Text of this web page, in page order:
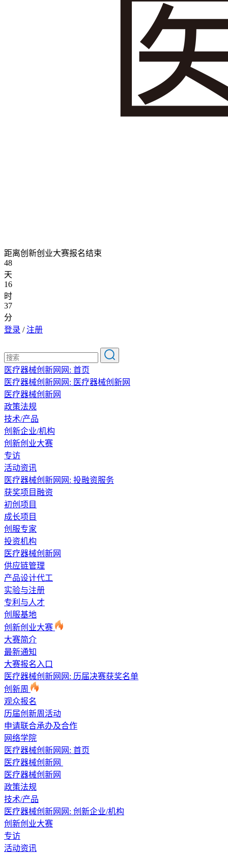
距离创新创业大赛报名结束
48
天
16
时
37
分
登录 / 注册
医疗器械创新网网: 首页
医疗器械创新网网: 医疗器械创新网
医疗器械创新网
政策法规
技术/产品
创新企业/机构
创新创业大赛
专访
活动资讯
医疗器械创新网网: 投融资服务
获奖项目融资
初创项目
成长项目
创服专家
投资机构
医疗器械创新网
供应链管理
产品设计代工
实验与注册
专利与人才
创服基地
创新创业大赛
大赛简介
最新通知
大赛报名入口
医疗器械创新网网: 历届决赛获奖名单
创新周
观众报名
历届创新周活动
申请联合承办及合作
网络学院
医疗器械创新网网: 首页
医疗器械创新网
医疗器械创新网
政策法规
技术/产品
医疗器械创新网网: 创新企业/机构
创新创业大赛
专访
活动资讯